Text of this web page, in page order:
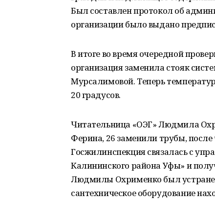
Был составлен протокол об
организации было выдано
В итоге во время очередной
организация заменила стояк
Мурсалимовой. Теперь
20 градусов.
Читательница «ОЭГ» Людмила
Ферина, 26 заменили трубы,
Госжилинспекция связалась с
Калининского района Уфы» и
Людмилы Охрименко был
сантехническое оборудование